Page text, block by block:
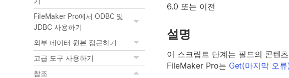
FileMaker Pro에서 ODBC 및
JDBC 사용하기
외부 데이터 원본 접근하기
고급 도구 사용하기
참조
6.0 또는 이전
설명
이 스크립트 단계는 필드의 콘텐
FileMaker Pro는 Get(마지막 오